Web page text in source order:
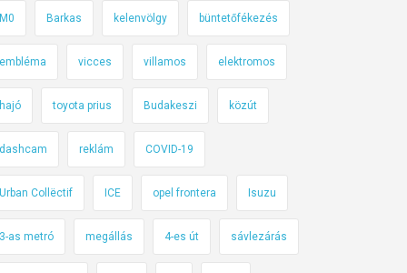
M0 Barkas kelenvölgy büntetőfékezés
embléma vicces villamos elektromos
hajó toyota prius Budakeszi közút
dashcam reklám COVID-19
Urban Collëctif ICE opel frontera Isuzu
3-as metró megállás 4-es út sávlezárás